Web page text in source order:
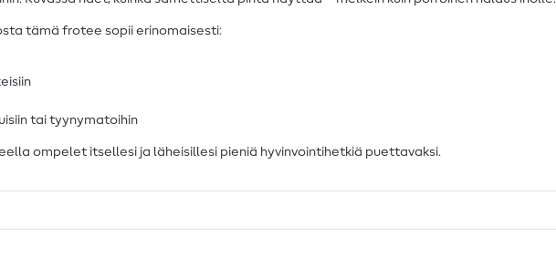
tämä frotee sopii erinomaisesti:
tai tyynymatoihin
ompelet itsellesi ja läheisillesi pieniä hyvinvointihetkiä puettavaksi.